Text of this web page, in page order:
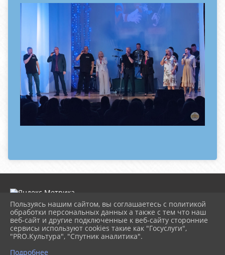
2026 г. dk-rossiya.ru
Вход
Карта сайта
Политика обработки персональных данных
Пользуясь нашим сайтом, вы соглашаетесь с политикой
обработки персональных данных а также с тем что наш
веб-сайт и другие подключенные к веб-сайту сторонние
сервисы используют cookies такие как "Госуслуги",
"PRO.Культура", "Спутник аналитика".
Подробнее